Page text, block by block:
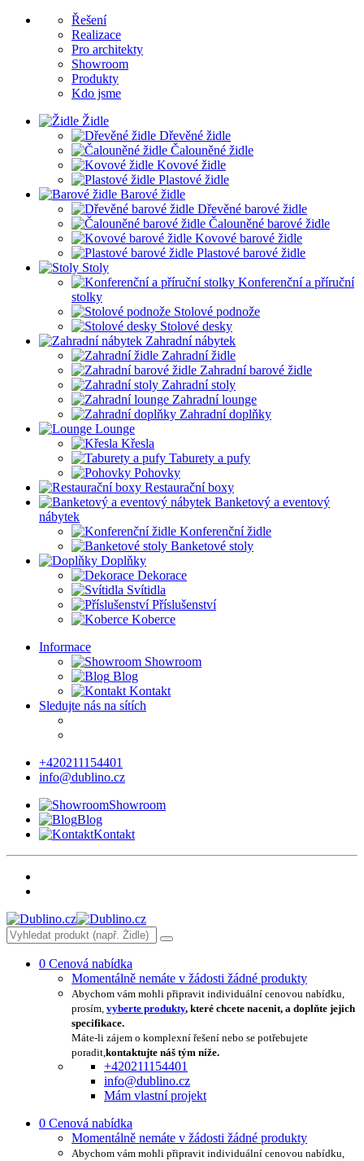
Řešení
Realizace
Pro architekty
Showroom
Produkty
Kdo jsme
Židle
Dřevěné židle
Čalouněné židle
Kovové židle
Plastové židle
Barové židle
Dřevěné barové židle
Čalouněné barové židle
Kovové barové židle
Plastové barové židle
Stoly
Konferenční a příruční
stolky
Stolové podnože
Stolové desky
Zahradní nábytek
Zahradní židle
Zahradní barové židle
Zahradní stoly
Zahradní lounge
Zahradní doplňky
Lounge
Křesla
Taburety a pufy
Pohovky
Restaurační boxy
Banketový a eventový
nábytek
Konferenční židle
Banketové stoly
Doplňky
Dekorace
Svítidla
Příslušenství
Koberce
Informace
Showroom
Blog
Kontakt
Sledujte nás na sítích
+420211154401
info@dublino.cz
Showroom
Blog
Kontakt
0 Cenová nabídka
Momentálně nemáte v žádosti žádné produkty
Abychom vám mohli připravit individuální cenovou nabídku,
prosím, vyberte produkty, které chcete nacenit, a doplňte jejich
specifikace.
Máte-li zájem o komplexní řešení nebo se potřebujete
poradit,kontaktujte náš tým níže.
+420211154401
info@dublino.cz
Mám vlastní projekt
0 Cenová nabídka
Momentálně nemáte v žádosti žádné produkty
Abychom vám mohli připravit individuální cenovou nabídku,